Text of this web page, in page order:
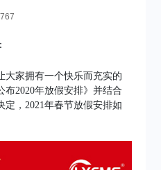
大家拥有一个快乐而充实的
2020年放假安排》并结合
，2021年春节放假安排如